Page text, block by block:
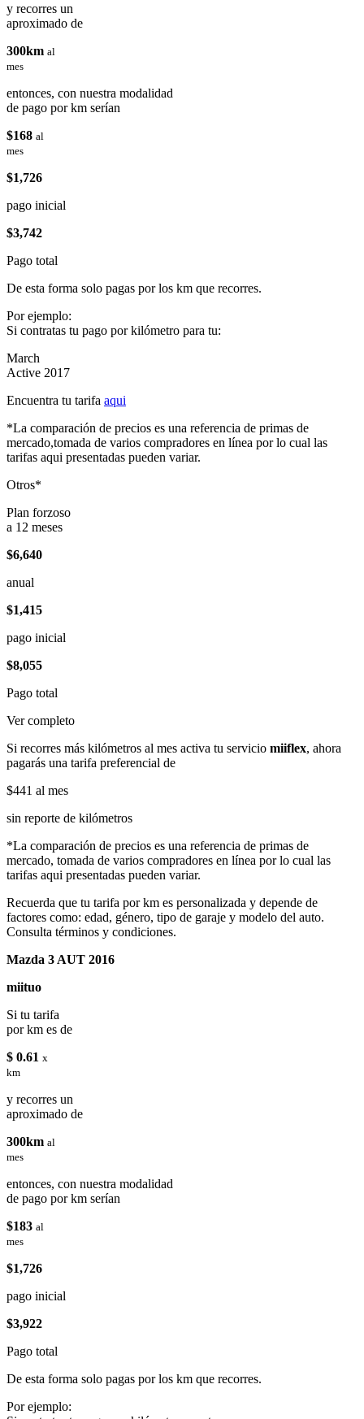
y recorres un
aproximado de
300km al
mes
entonces, con nuestra modalidad
de pago por km serían
$168 al
mes
$1,726
pago inicial
$3,742
Pago total
De esta forma solo pagas por los km que recorres.
Por ejemplo:
Si contratas tu pago por kilómetro para tu:
March
Active 2017
Encuentra tu tarifa aqui
*La comparación de precios es una referencia de primas de
mercado,tomada de varios compradores en línea por lo cual las
tarifas aqui presentadas pueden variar.
Otros*
Plan forzoso
a 12 meses
$6,640
anual
$1,415
pago inicial
$8,055
Pago total
Ver completo
Si recorres más kilómetros al mes activa tu servicio miiflex, ahora
pagarás una tarifa preferencial de
$441 al mes
sin reporte de kilómetros
*La comparación de precios es una referencia de primas de
mercado, tomada de varios compradores en línea por lo cual las
tarifas aqui presentadas pueden variar.
Recuerda que tu tarifa por km es personalizada y depende de
factores como: edad, género, tipo de garaje y modelo del auto.
Consulta términos y condiciones.
Mazda 3 AUT 2016
miituo
Si tu tarifa
por km es de
$ 0.61 x
km
y recorres un
aproximado de
300km al
mes
entonces, con nuestra modalidad
de pago por km serían
$183 al
mes
$1,726
pago inicial
$3,922
Pago total
De esta forma solo pagas por los km que recorres.
Por ejemplo: